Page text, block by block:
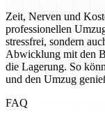
Zeit, Nerven und
professionellen
stressfrei, sondern
Abwicklung mit den
die Lagerung. So
und den Umzug
FAQ